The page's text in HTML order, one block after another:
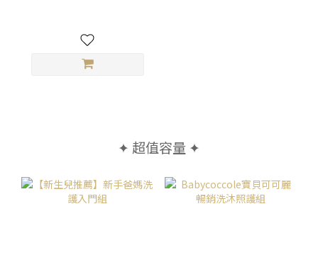
✦ 超值容量 ✦